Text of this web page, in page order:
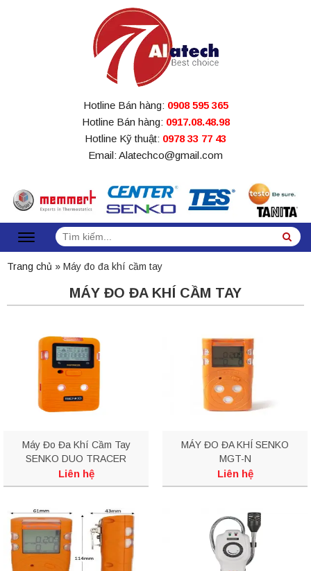
Hotline Bán hàng: 0908 595 365
Hotline Bán hàng: 0917.08.48.98
Hotline Kỹ thuật: 0978 33 77 43
Email: Alatechco@gmail.com
Tìm
kiếm:
Trang chủ » Máy đo đa khí cầm tay
MÁY ĐO ĐA KHÍ CẦM TAY
Máy Đo Đa Khí Cầm Tay
SENKO DUO TRACER
Liên hệ
MÁY ĐO ĐA KHÍ SENKO
MGT-N
Liên hệ